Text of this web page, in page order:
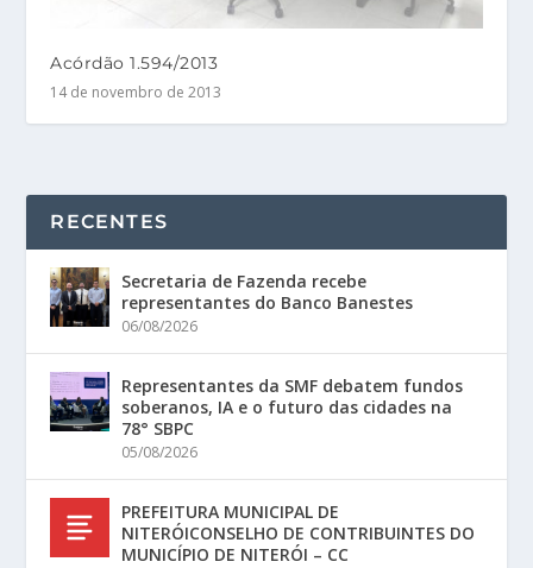
Acórdão 1.594/2013
14 de novembro de 2013
RECENTES
Secretaria de Fazenda recebe
representantes do Banco Banestes
06/08/2026
Representantes da SMF debatem fundos
soberanos, IA e o futuro das cidades na
78° SBPC
05/08/2026
PREFEITURA MUNICIPAL DE
NITERÓICONSELHO DE CONTRIBUINTES DO
MUNICÍPIO DE NITERÓI – CC